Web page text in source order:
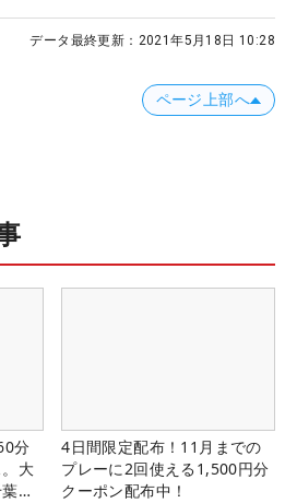
データ最終更新： 2021年5月18日 10:28
ページ上部へ
分
大
4日間限定配布！11月までの
プレーに2回使える1,500円分
クーポン配布中！